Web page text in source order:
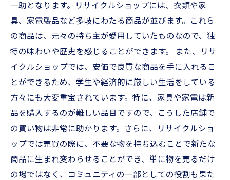
一助となります。リサイクルショップには、衣類や家
具、家電製品など多岐にわたる商品が並びます。これら
の商品は、元々の持ち主が愛用していたものなので、独
特の味わいや歴史を感じることができます。 また、リサ
イクルショップでは、安価で良質な商品を手に入れるこ
とができるため、学生や経済的に厳しい生活をしている
方々にも大変重宝されています。特に、家具や家電は新
品を購入するのが難しい品目ですので、こうした店舗で
の買い物は非常に助かります。さらに、リサイクルショ
ップでは売買の際に、不要な物を持ち込むことで新たな
商品に生まれ変わらせることができ、単に物を売るだけ
の場ではなく、コミュニティの一部としての役割も果た